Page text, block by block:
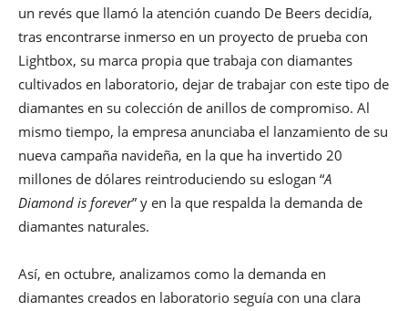
un revés que llamó la atención cuando De Beers decidía,
tras encontrarse inmerso en un proyecto de prueba con
Lightbox, su marca propia que trabaja con diamantes
cultivados en laboratorio, dejar de trabajar con este tipo de
diamantes en su colección de anillos de compromiso. Al
mismo tiempo, la empresa anunciaba el lanzamiento de su
nueva campaña navideña, en la que ha invertido 20
millones de dólares reintroduciendo su eslogan “A
Diamond is forever” y en la que respalda la demanda de
diamantes naturales.
Así, en octubre, analizamos como la demanda en
diamantes creados en laboratorio seguía con una clara